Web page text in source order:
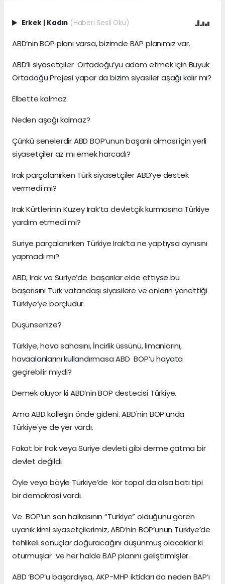
Erkek Kadın (Haberi Sesli Oku)
ABD’nin BOP planı varsa, bizimde BAP planımız var.
ABD’li siyasetçiler Ortadoğu’yu adam etmek için Büyük
Ortadoğu Projesi yapar da bizim siyasiler aşağı kalır mı?
Elbette kalmaz.
Neden aşağı kalmaz?
Çünkü senelerdir ABD BOP’unun başarılı olması için yerli
siyasetçiler az mı emek harcadı?
Irak parçalanırken Türk siyasetçiler ABD’ye destek
vermedi mi?
Irak Kürtlerinin Kuzey Irak’ta devletçik kurmasına Türkiye
yardım etmedi mi?
Suriye parçalanırken Türkiye Irak’ta ne yaptıysa aynısını
yapmadı mı?
ABD, Irak ve Suriye’de başarılar elde ettiyse bu
başarısını Türk vatandaşı siyasilere ve onların yönettiği
Türkiye’ye borçludur.
Düşünsenize?
Türkiye, hava sahasını, İncirlik üssünü, limanlarını,
havaalanlarını kullandırmasa ABD BOP’u hayata
geçirebilir miydi?
Demek oluyor ki ABD’nin BOP destecisi Türkiye.
Ama ABD kalleşin önde gideni. ABD'nin BOP’unda
Türkiye'ye de yer vardı.
Fakat bir Irak veya Suriye devleti gibi derme çatma bir
devlet değildi.
Öyle veya böyle Türkiye’de kör topal da olsa batı tipi
bir demokrasi vardı.
Ve BOP’un son halkasının “Türkiye” olduğunu gören
uyanık kimi siyasetçilerimiz, ABD’nin BOP’unun Türkiye’de
tehlikeli sonuçlar doğuracağını düşünmüş olacaklar ki
oturmuşlar ve her halde BAP planını geliştirmişler.
ABD ‘BOP’u başardıysa, AKP-MHP iktidarı da neden BAP’ı